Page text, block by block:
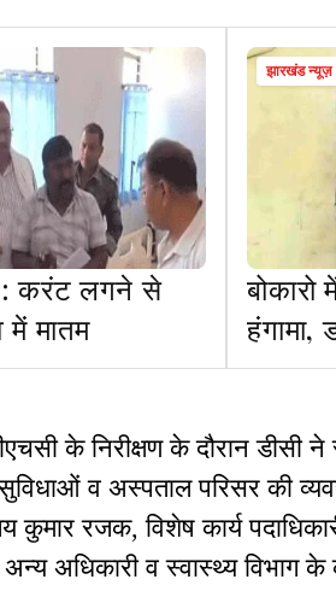
करंट लगने से
में मातम
झारखंड न्यूज़
हंगामा,
के निरीक्षण के दौरान डीसी
सुविधाओं व अस्पताल परिसर की
रजक, विशेष कार्य
अधिकारी व स्वास्थ्य विभाग के